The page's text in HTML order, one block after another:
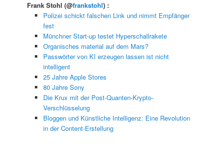
Frank Stohl(@frankstohl) :
Polizei schickt falschen Link und nimmt Empfänger
fest
Münchner Start-up testet Hyperschallrakete
Organisches material auf dem Mars?
Passwörter von KI erzeugen lassen ist nicht
intelligent
25 Jahre Apple Stores
80 Jahre Sony
Die Krux mit der Post-Quanten-Krypto-
Verschlüsselung
Bloggen und Künstliche Intelligenz: Eine Revolution
in der Content-Erstellung